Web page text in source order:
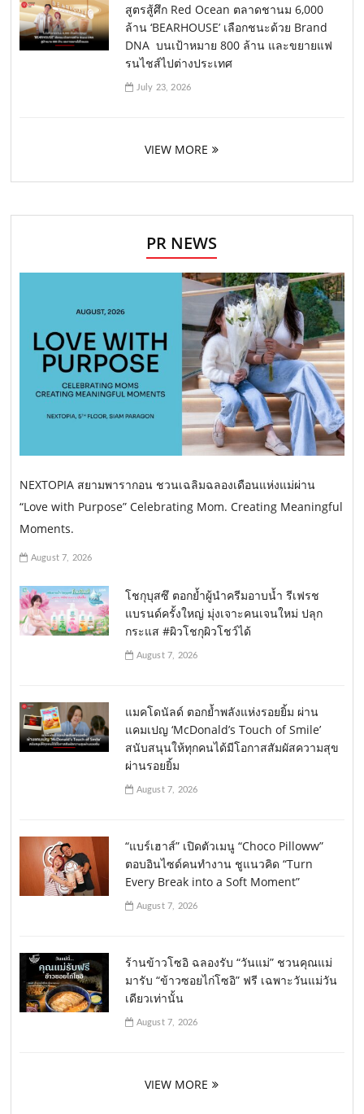
สูตรสู้ศึก Red Ocean ตลาดชานม 6,000
ล้าน ‘BEARHOUSE’ เลือกชนะด้วย Brand
DNA บนเป้าหมาย 800 ล้าน และขยายแฟ
รนไชส์ไปต่างประเทศ
July 23, 2026
VIEW MORE
PR NEWS
NEXTOPIA สยามพารากอน ชวนเฉลิมฉลองเดือนแห่งแม่ผ่าน
“Love with Purpose” Celebrating Mom. Creating Meaningful
Moments.
August 7, 2026
โชกุบุสซึ ตอกย้ำผู้นำครีมอาบน้ำ รีเฟรช
แบรนด์ครั้งใหญ่ มุ่งเจาะคนเจนใหม่ ปลุก
กระแส #ผิวโชกุผิวโชว์ได้
August 7, 2026
แมคโดนัลด์ ตอกย้ำพลังแห่งรอยยิ้ม ผ่าน
แคมเปญ ‘McDonald’s Touch of Smile’
สนับสนุนให้ทุกคนได้มีโอกาสสัมผัสความสุข
ผ่านรอยยิ้ม
August 7, 2026
“แบร์เฮาส์” เปิดตัวเมนู “Choco Pilloww”
ตอบอินไซด์คนทำงาน ชูแนวคิด “Turn
Every Break into a Soft Moment”
August 7, 2026
ร้านข้าวโซอิ ฉลองรับ “วันแม่” ชวนคุณแม่
มารับ “ข้าวซอยไก่โซอิ” ฟรี เฉพาะวันแม่วัน
เดียวเท่านั้น
August 7, 2026
VIEW MORE